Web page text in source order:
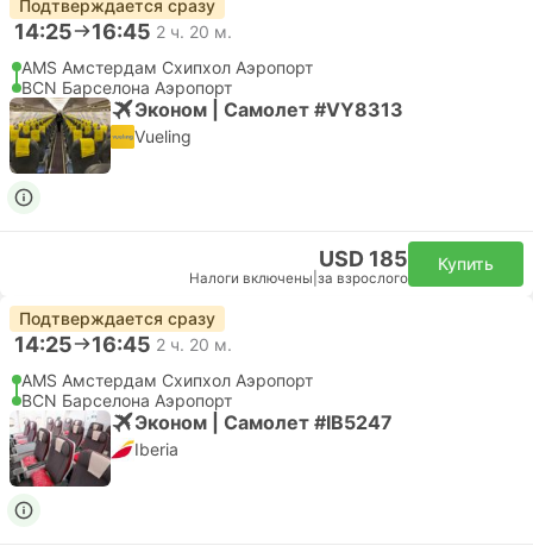
Подтверждается сразу
14:25 16:45 2 ч. 20 м.
AMS Амстердам Cхипхол Аэропорт
BCN Барселона Аэропорт
Эконом | Самолет #VY8313
Vueling
USD 185
Налоги включены за взрослого
Купить
Подтверждается сразу
14:25 16:45 2 ч. 20 м.
AMS Амстердам Cхипхол Аэропорт
BCN Барселона Аэропорт
Эконом | Самолет #IB5247
Iberia